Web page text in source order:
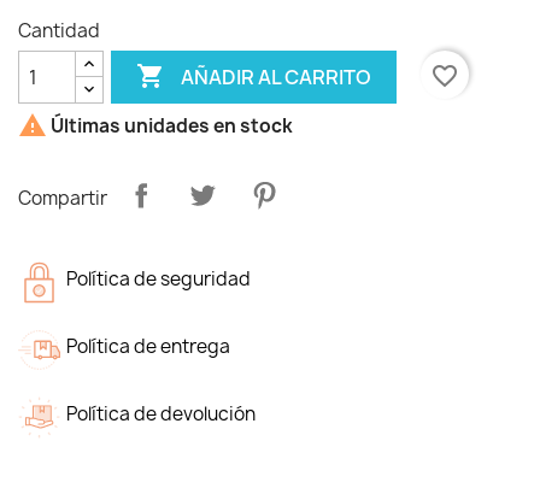
Cantidad
 AÑADIR AL CARRITO
favorite_border
 Últimas unidades en stock
Compartir
Política de seguridad
Política de entrega
Política de devolución